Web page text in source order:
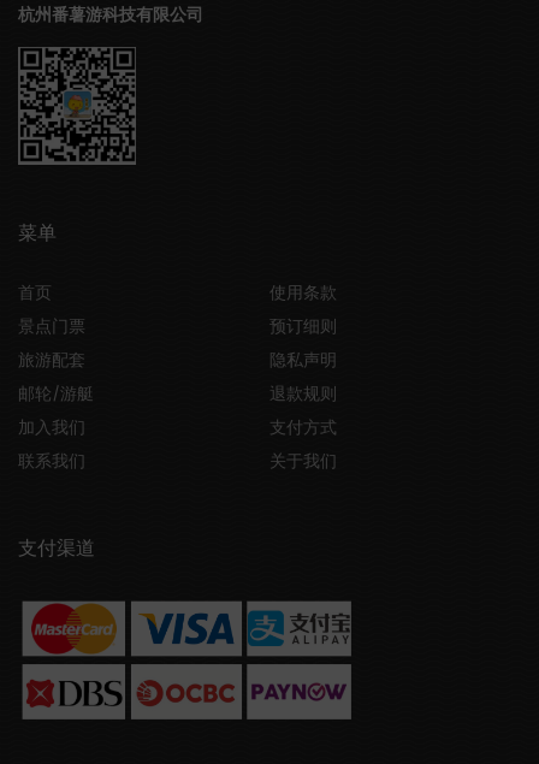
杭州番薯游科技有限公司
菜单
首页
使用条款
景点门票
预订细则
旅游配套
隐私声明
邮轮/游艇
退款规则
加入我们
支付方式
联系我们
关于我们
支付渠道